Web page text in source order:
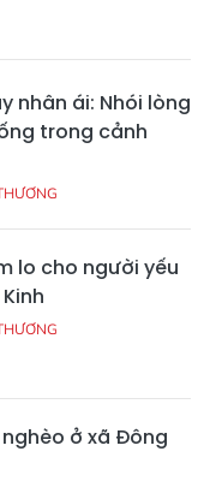
nhân ái: Nhói lòng
trong cảnh
lo cho người yếu
ở xã Đông